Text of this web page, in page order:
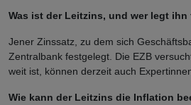
Was ist der Leitzins, und wer legt ihn
Jener Zinssatz, zu dem sich
Zentralbank festgelegt. Die EZB
weit ist, können derzeit auch
Wie kann der Leitzins die Inflation